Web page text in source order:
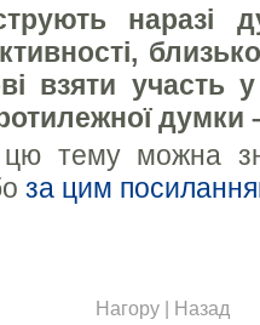
наразі
взяти участь
думки
цю тему можна
за цим
Нагору | Назад